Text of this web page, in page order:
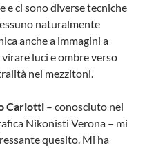
e ci sono diverse tecniche
naturalmente
anche a immagini a
luci e ombre verso
nei mezzitoni.
Carlotti – conosciuto nel
Nikonisti Verona – mi
quesito. Mi ha